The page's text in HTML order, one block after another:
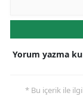
Yorum yazma
* Bu içerik ile